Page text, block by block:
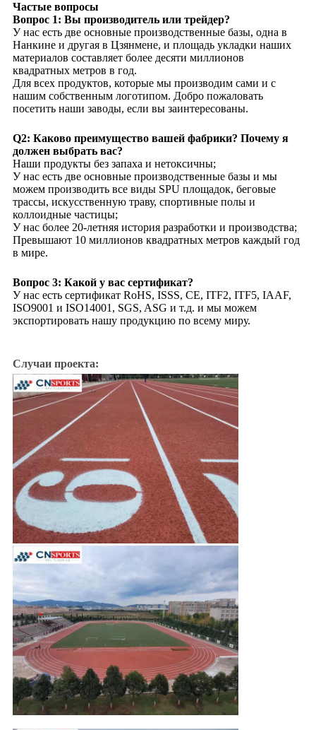
Частые вопросы
Вопрос 1: Вы производитель или трейдер?
У нас есть две основные производственные базы, одна в
Нанкине и другая в Цзянмене, и площадь укладки наших
материалов составляет более десяти миллионов
квадратных метров в год.
Для всех продуктов, которые мы производим сами и с
нашим собственным логотипом. Добро пожаловать
посетить наши заводы, если вы заинтересованы.
Q2: Каково преимущество вашей фабрики? Почему я
должен выбрать вас?
Наши продукты без запаха и нетоксичны;
У нас есть две основные производственные базы и мы
можем производить все виды SPU площадок, беговые
трассы, искусственную траву, спортивные полы и
коллоидные частицы;
У нас более 20-летняя история разработки и производства;
Превышают 10 миллионов квадратных метров каждый год
в мире.
Вопрос 3: Какой у вас сертификат?
У нас есть сертификат RoHS, ISSS, CE, ITF2, ITF5, IAAF,
ISO9001 и ISO14001, SGS, ASG и т.д. и мы можем
экспортировать нашу продукцию по всему миру.
Случаи проекта: